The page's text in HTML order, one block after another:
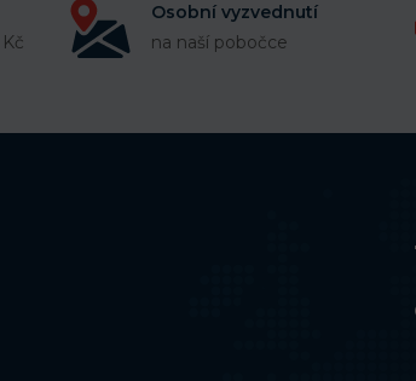
Osobní vyzvednutí
na naší pobočce